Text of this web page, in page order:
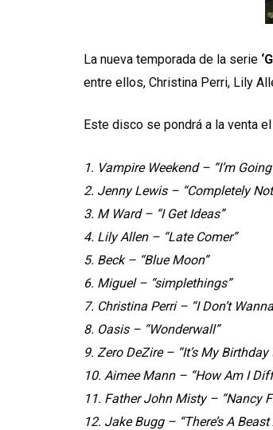
La nueva temporada de la serie
entre ellos, Christina Perri, Lily
Este disco se pondrá a la venta
1. Vampire Weekend – “I’m
2. Jenny Lewis – “Completely
3. M Ward – “I Get Ideas”
4. Lily Allen – “Late Comer”
5. Beck – “Blue Moon”
6. Miguel – “simplethings”
7. Christina Perri – “I Don’t
8. Oasis – “Wonderwall”
9. Zero DeZire – “It’s My Birthday
10. Aimee Mann – “How Am I
11. Father John Misty – “Nancy
12. Jake Bugg – “There’s A